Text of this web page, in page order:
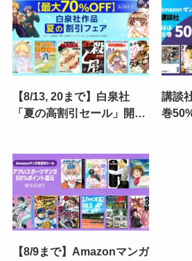
2nd／レッドブルー／逆境
ナイン／みずぽろ
るぶ
【8/13, 20まで】白泉社
「夏の高割引セール」開
の君たちへ／平穏世代の韋
駄天達／殺し屋
講談
巻
【8/9まで】Amazonマンガ